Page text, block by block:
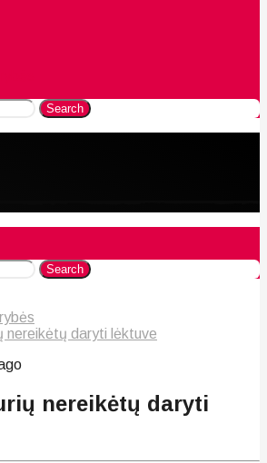
Search
Search
nereikėtų daryti lėktuve
nereikėtų daryti